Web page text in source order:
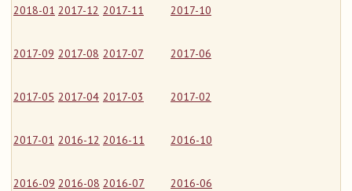
2018-01 2017-12 2017-11 2017-10
2017-09 2017-08 2017-07 2017-06
2017-05 2017-04 2017-03 2017-02
2017-01 2016-12 2016-11 2016-10
2016-09 2016-08 2016-07 2016-06